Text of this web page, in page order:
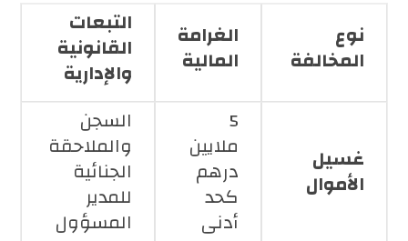
نوع
المخالفة
الغرامة
المالية
التبعات
القانونية
والإدارية
غسيل
الأموال
5
ملايين
درهم
كحد
أدنى
السجن
والملاحقة
الجنائية
للمدير
المسؤول